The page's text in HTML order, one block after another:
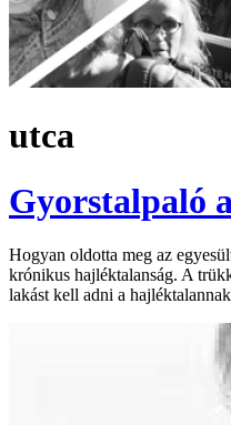
utca
Gyorstalpaló
Hogyan oldotta meg az
krónikus hajléktalanság. A
lakást kell adni a